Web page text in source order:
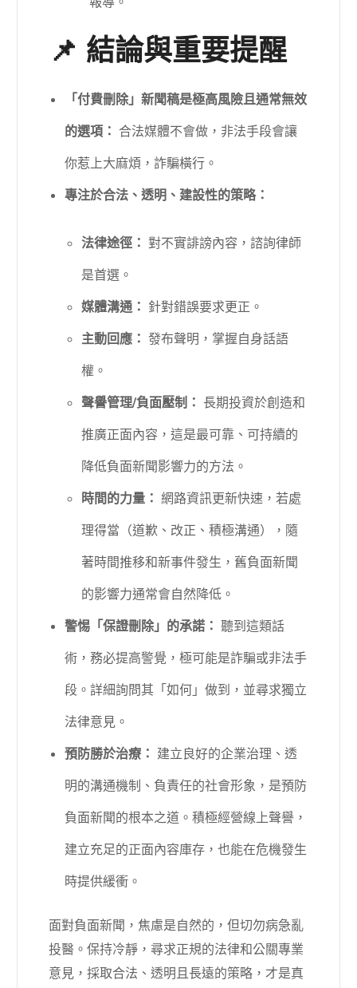
📌 結論與重要提醒
「付費刪除」新聞稿是極高風險且通常無效
的選項： 合法媒體不會做，非法手段會讓
你惹上大麻煩，詐騙橫行。
專注於合法、透明、建設性的策略：
法律途徑： 對不實誹謗內容，諮詢律師
是首選。
媒體溝通： 針對錯誤要求更正。
主動回應： 發布聲明，掌握自身話語
權。
聲譽管理/負面壓制： 長期投資於創造和
推廣正面內容，這是最可靠、可持續的
降低負面新聞影響力的方法。
時間的力量： 網路資訊更新快速，若處
理得當（道歉、改正、積極溝通），隨
著時間推移和新事件發生，舊負面新聞
的影響力通常會自然降低。
警惕「保證刪除」的承諾： 聽到這類話
術，務必提高警覺，極可能是詐騙或非法手
段。詳細詢問其「如何」做到，並尋求獨立
法律意見。
預防勝於治療： 建立良好的企業治理、透
明的溝通機制、負責任的社會形象，是預防
負面新聞的根本之道。積極經營線上聲譽，
建立充足的正面內容庫存，也能在危機發生
時提供緩衝。
面對負面新聞，焦慮是自然的，但切勿病急亂
投醫。保持冷靜，尋求正規的法律和公關專業
意見，採取合法、透明且長遠的策略，才是真